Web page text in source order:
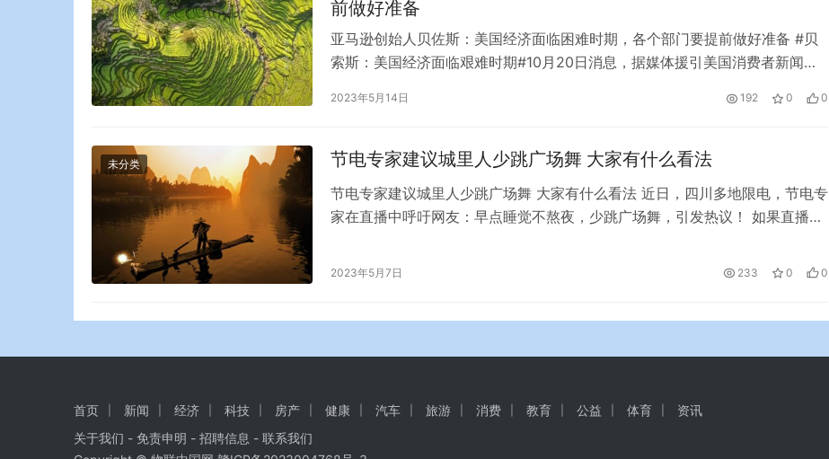
前做好准备
亚马逊创始人贝佐斯：美国经济面临困难时期，各个部门要提前做好准备 #贝
索斯：美国经济面临艰难时期#10月20日消息，据媒体援引美国消费者新闻与
括美国亚马逊公司创始人杰夫·贝索斯。他说，美国经济正面临困难时期，各个
集团首…
2023年5月14日 192 0 0
未分类 节电专家建议城里人少跳广场舞 大家有什么看法
节电专家建议城里人少跳广场舞 大家有什么看法 近日，四川多地限电，节电专
家在直播中呼吁网友：早点睡觉不熬夜，少跳广场舞，引发热议！ 如果直播的
他还是“养身”方面的专家！是的，按照专家的建议，天黑就赶紧回家，早点关
2023年5月7日 233 0 0
首页 新闻 经济 科技 房产 健康 汽车 旅游 消费 教育 公益 体育
资讯
关于我们 - 免责申明 - 招聘信息 - 联系我们